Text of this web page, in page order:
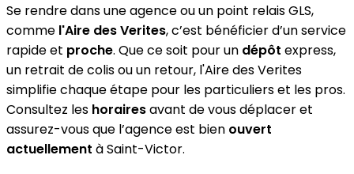
Se rendre dans une agence ou un point relais GLS,
comme l'Aire des Verites, c’est bénéficier d’un service
rapide et proche. Que ce soit pour un dépôt express,
un retrait de colis ou un retour, l'Aire des Verites
simplifie chaque étape pour les particuliers et les pros.
Consultez les horairesavant de vous déplacer et
assurez-vous que l’agence est bien ouvert
actuellement à Saint-Victor.